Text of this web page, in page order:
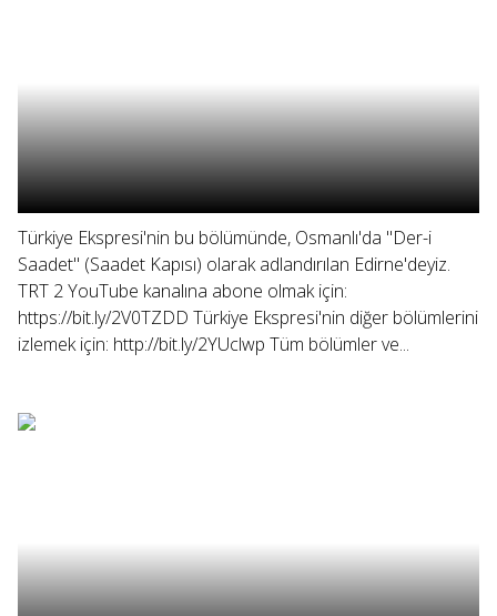
Türkiye Ekspresi'nin bu bölümünde, Osmanlı'da "Der-i
Saadet" (Saadet Kapısı) olarak adlandırılan Edirne'deyiz.
TRT 2 YouTube kanalına abone olmak için:
https://bit.ly/2V0TZDD Türkiye Ekspresi'nin diğer bölümlerini
izlemek için: http://bit.ly/2YUclwp Tüm bölümler ve...